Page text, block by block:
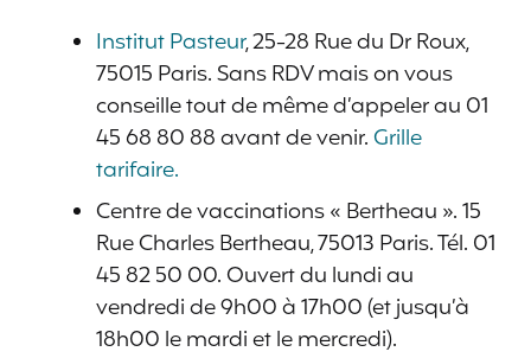
Institut Pasteur, 25-28 Rue du Dr Roux,
75015 Paris. Sans RDV mais on vous
conseille tout de même d’appeler au 01
45 68 80 88 avant de venir.Grille
tarifaire.
Centre de vaccinations « Bertheau ». 15
Rue Charles Bertheau, 75013 Paris. Tél. 01
45 82 50 00. Ouvert du lundi au
vendredi de 9h00 à 17h00 (et jusqu’à
18h00 le mardi et le mercredi).